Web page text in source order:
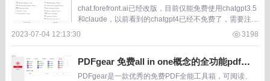
claude instant、claude+的类似poe.com的A
I平台
chat.forefront.ai已经改版，目前仅能免费使用chatgpt3.5
和claude，以前看到的chatgpt4已经不免费了，需要注册
登录。国内网络已访问不了，www网址国内能访问，ch
2023-07-04 12:13:30 3198
PDFgear 免费all in one概念的全功能pdf工
具箱，集成chatgpt
PDFgear是一款优秀的免费PDF全能工具箱，可阅读、